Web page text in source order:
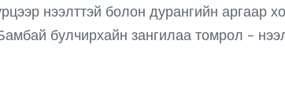
нээлттэй болон дурангийн аргаар
булчирхайн зангилаа томрол -